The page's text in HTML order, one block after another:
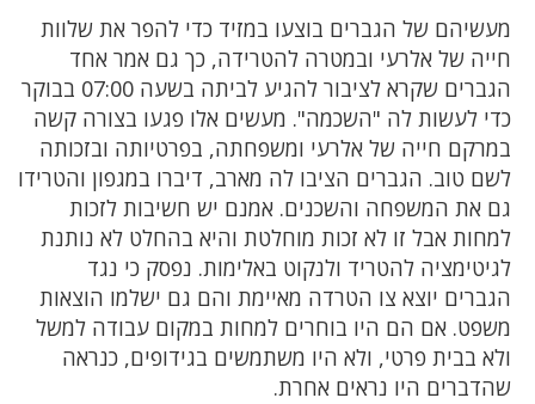
מעשיהם של הגברים בוצעו במזיד כדי להפר את שלוות
חייה של אלרעי ובמטרה להטרידה, כך גם אמר אחד
הגברים שקרא לציבור להגיע לביתה בשעה 07:00 בבוקר
כדי לעשות לה "השכמה". מעשים אלו פגעו בצורה קשה
במרקם חייה של אלרעי ומשפחתה, בפרטיותה ובזכותה
לשם טוב. הגברים הציבו לה מארב, דיברו במגפון והטרידו
גם את המשפחה והשכנים. אמנם יש חשיבות לזכות
למחות אבל זו לא זכות מוחלטת והיא בהחלט לא נותנת
לגיטימציה להטריד ולנקוט באלימות. נפסק כי נגד
הגברים יוצא צו הטרדה מאיימת והם גם ישלמו הוצאות
משפט. אם הם היו בוחרים למחות במקום עבודה למשל
ולא בבית פרטי, ולא היו משתמשים בגידופים, כנראה
שהדברים היו נראים אחרת.